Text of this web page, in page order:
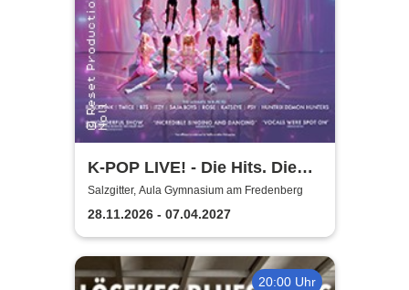
K-POP LIVE! - Die Hits. Die
Moves. Die Show.
Salzgitter, Aula Gymnasium am Fredenberg
28.11.2026 - 07.04.2027
20:00 Uhr